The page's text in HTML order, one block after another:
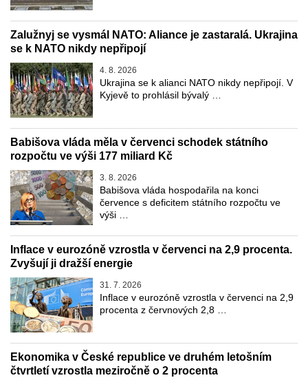
Zalužnyj se vysmál NATO: Aliance je zastaralá. Ukrajina
se k NATO nikdy nepřipojí
4. 8. 2026
Ukrajina se k alianci NATO nikdy nepřipojí. V
Kyjevě to prohlásil bývalý …
Babišova vláda měla v červenci schodek státního
rozpočtu ve výši 177 miliard Kč
3. 8. 2026
Babišova vláda hospodařila na konci
července s deficitem státního rozpočtu ve
výši …
Inflace v eurozóně vzrostla v červenci na 2,9 procenta.
Zvyšují ji dražší energie
31. 7. 2026
Inflace v eurozóně vzrostla v červenci na 2,9
procenta z červnových 2,8 …
Ekonomika v České republice ve druhém letošním
čtvrtletí vzrostla meziročně o 2 procenta